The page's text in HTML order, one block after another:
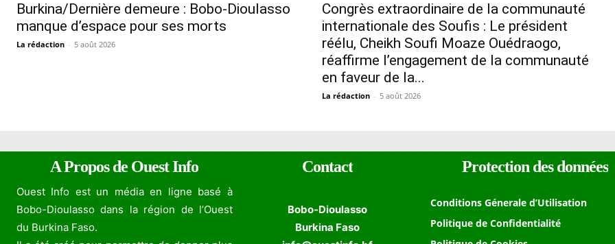
Burkina/Dernière demeure : Bobo-Dioulasso
manque d’espace pour ses morts
La rédaction - 5 août 2026
Congrès extraordinaire de la communauté
internationale des Soufis : Le président
réélu, Cheikh Soufi Moaze Ouédraogo,
réaffirme l’engagement de la communauté
en faveur de la...
La rédaction - 5 août 2026
A Propos de Ouest Info
Ouest Info est un média en ligne basé à
Bobo-Dioulasso dans la région de l’Ouest
du Burkina Faso.
Contact
Bobo-Dioulasso
Burkina Faso
Protection des données
Conditions Génerale d’Utilisation
Politique de Confidentialité